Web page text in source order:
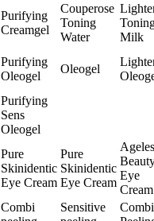
Purifying
Creamgel
Couperose
Toning
Water
Milk
Purifying
Oleogel
Oleogel
Purifying
Sens
Oleogel
Pure
Skinidentic
Eye Cream
Pure
Skinidentic
Eye Cream
Eye
Cream
Combi
Sensitive
Combi